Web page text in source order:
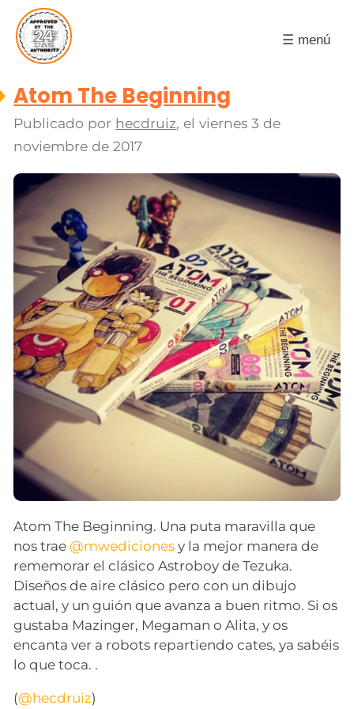
☰ menú
Atom The Beginning
Publicado por hecdruiz, elviernes 3 de
noviembre de 2017
Atom The Beginning. Una puta maravilla que
nos trae @mwediciones y la mejor manera de
rememorar el clásico Astroboy de Tezuka.
Diseños de aire clásico pero con un dibujo
actual, y un guión que avanza a buen ritmo. Si os
gustaba Mazinger, Megaman o Alita, y os
encanta ver a robots repartiendo cates, ya sabéis
lo que toca. .
(@hecdruiz)